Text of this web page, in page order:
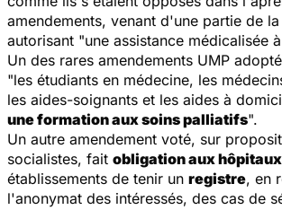
amendements, venant d'une partie de
autorisant "une assistance médicalisée
Un des rares amendements UMP
"les étudiants en médecine, les
les aides-soignants et les aides à
une formation aux soins palliatifs".
Un autre amendement voté, sur
socialistes, fait obligation aux hôpitaux
établissements de tenir un registre, en
l'anonymat des intéressés, des cas de